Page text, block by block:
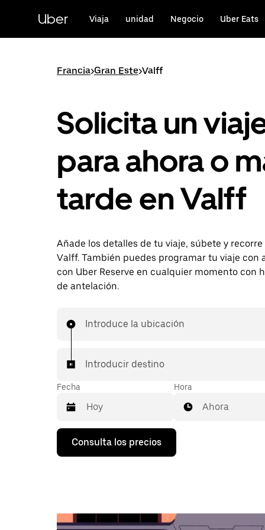
contenido
principal
Uber Viaja unidad Negocio Uber Eats
Francia>Gran Este>Valff
Solicita un
para ahora o
tarde en Valff
Añade los detalles de tu viaje, súbete y recorre
Valff. También puedes programar tu viaje con
con Uber Reserve en cualquier momento con
de antelación.
Introduce la ubicación
Introducir destino
Fecha
Pulsa
flecha
calendario
Hora
Ahora
Consulta los precios